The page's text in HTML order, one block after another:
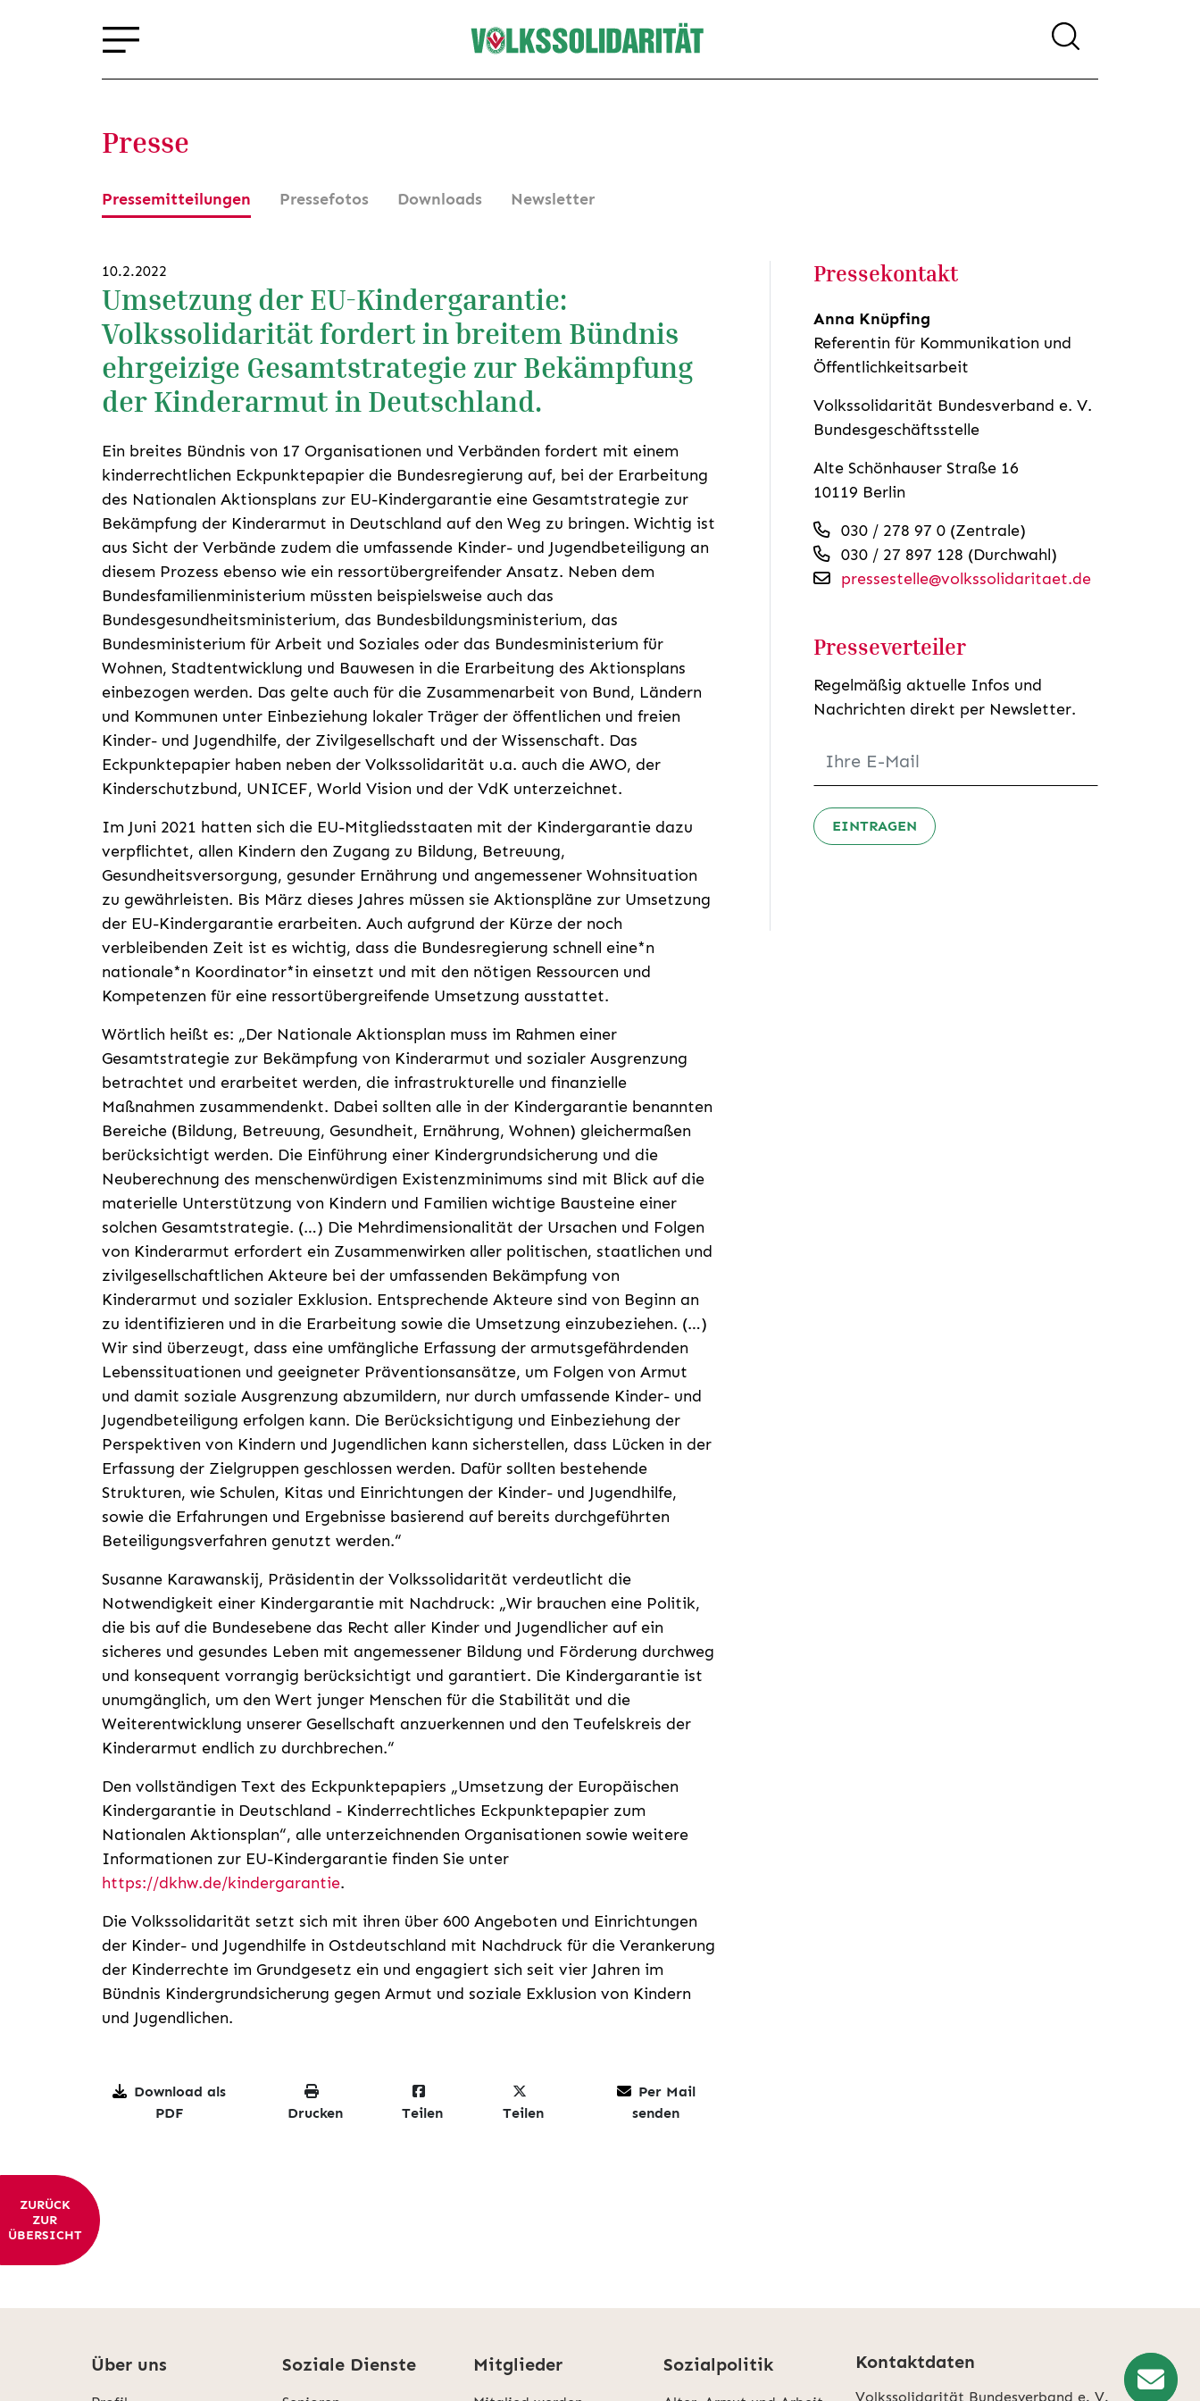
Presse
Pressemitteilungen Pressefotos Downloads Newsletter
10.2.2022
Umsetzung der EU-Kindergarantie:
Volkssolidarität fordert in breitem Bündnis
ehrgeizige Gesamtstrategie zur Bekämpfung
der Kinderarmut in Deutschland.
Ein breites Bündnis von 17 Organisationen und Verbänden fordert mit einem
kinderrechtlichen Eckpunktepapier die Bundesregierung auf, bei der Erarbeitung
des Nationalen Aktionsplans zur EU-Kindergarantie eine Gesamtstrategie zur
Bekämpfung der Kinderarmut in Deutschland auf den Weg zu bringen. Wichtig ist
aus Sicht der Verbände zudem die umfassende Kinder- und Jugendbeteiligung an
diesem Prozess ebenso wie ein ressortübergreifender Ansatz. Neben dem
Bundesfamilienministerium müssten beispielsweise auch das
Bundesgesundheitsministerium, das Bundesbildungsministerium, das
Bundesministerium für Arbeit und Soziales oder das Bundesministerium für
Wohnen, Stadtentwicklung und Bauwesen in die Erarbeitung des Aktionsplans
einbezogen werden. Das gelte auch für die Zusammenarbeit von Bund, Ländern
und Kommunen unter Einbeziehung lokaler Träger der öffentlichen und freien
Kinder- und Jugendhilfe, der Zivilgesellschaft und der Wissenschaft. Das
Eckpunktepapier haben neben der Volkssolidarität u.a. auch die AWO, der
Kinderschutzbund, UNICEF, World Vision und der VdK unterzeichnet.
Im Juni 2021 hatten sich die EU-Mitgliedsstaaten mit der Kindergarantie dazu
verpflichtet, allen Kindern den Zugang zu Bildung, Betreuung,
Gesundheitsversorgung, gesunder Ernährung und angemessener Wohnsituation
zu gewährleisten. Bis März dieses Jahres müssen sie Aktionspläne zur Umsetzung
der EU-Kindergarantie erarbeiten. Auch aufgrund der Kürze der noch
verbleibenden Zeit ist es wichtig, dass die Bundesregierung schnell eine*n
nationale*n Koordinator*in einsetzt und mit den nötigen Ressourcen und
Kompetenzen für eine ressortübergreifende Umsetzung ausstattet.
Wörtlich heißt es: „Der Nationale Aktionsplan muss im Rahmen einer
Gesamtstrategie zur Bekämpfung von Kinderarmut und sozialer Ausgrenzung
betrachtet und erarbeitet werden, die infrastrukturelle und finanzielle
Maßnahmen zusammendenkt. Dabei sollten alle in der Kindergarantie benannten
Bereiche (Bildung, Betreuung, Gesundheit, Ernährung, Wohnen) gleichermaßen
berücksichtigt werden. Die Einführung einer Kindergrundsicherung und die
Neuberechnung des menschenwürdigen Existenzminimums sind mit Blick auf die
materielle Unterstützung von Kindern und Familien wichtige Bausteine einer
solchen Gesamtstrategie. (…) Die Mehrdimensionalität der Ursachen und Folgen
von Kinderarmut erfordert ein Zusammenwirken aller politischen, staatlichen und
zivilgesellschaftlichen Akteure bei der umfassenden Bekämpfung von
Kinderarmut und sozialer Exklusion. Entsprechende Akteure sind von Beginn an
zu identifizieren und in die Erarbeitung sowie die Umsetzung einzubeziehen. (…)
Wir sind überzeugt, dass eine umfängliche Erfassung der armutsgefährdenden
Lebenssituationen und geeigneter Präventionsansätze, um Folgen von Armut
und damit soziale Ausgrenzung abzumildern, nur durch umfassende Kinder- und
Jugendbeteiligung erfolgen kann. Die Berücksichtigung und Einbeziehung der
Perspektiven von Kindern und Jugendlichen kann sicherstellen, dass Lücken in der
Erfassung der Zielgruppen geschlossen werden. Dafür sollten bestehende
Strukturen, wie Schulen, Kitas und Einrichtungen der Kinder- und Jugendhilfe,
sowie die Erfahrungen und Ergebnisse basierend auf bereits durchgeführten
Beteiligungsverfahren genutzt werden.“
Susanne Karawanskij, Präsidentin der Volkssolidarität verdeutlicht die
Notwendigkeit einer Kindergarantie mit Nachdruck: „Wir brauchen eine Politik,
die bis auf die Bundesebene das Recht aller Kinder und Jugendlicher auf ein
sicheres und gesundes Leben mit angemessener Bildung und Förderung durchweg
und konsequent vorrangig berücksichtigt und garantiert. Die Kindergarantie ist
unumgänglich, um den Wert junger Menschen für die Stabilität und die
Weiterentwicklung unserer Gesellschaft anzuerkennen und den Teufelskreis der
Kinderarmut endlich zu durchbrechen.“
Den vollständigen Text des Eckpunktepapiers „Umsetzung der Europäischen
Kindergarantie in Deutschland - Kinderrechtliches Eckpunktepapier zum
Nationalen Aktionsplan“, alle unterzeichnenden Organisationen sowie weitere
Informationen zur EU-Kindergarantie finden Sie unter
https://dkhw.de/kindergarantie.
Die Volkssolidarität setzt sich mit ihren über 600 Angeboten und Einrichtungen
der Kinder- und Jugendhilfe in Ostdeutschland mit Nachdruck für die Verankerung
der Kinderrechte im Grundgesetz ein und engagiert sich seit vier Jahren im
Bündnis Kindergrundsicherung gegen Armut und soziale Exklusion von Kindern
und Jugendlichen.
Download als
PDF
Drucken Teilen Teilen
Per Mail
senden
Pressekontakt
Anna Knüpfing
Referentin für Kommunikation und
Öffentlichkeitsarbeit
Volkssolidarität Bundesverband e. V.
Bundesgeschäftsstelle
Alte Schönhauser Straße 16
10119 Berlin
030 / 278 97 0 (Zentrale)
030 / 27 897 128 (Durchwahl)
pressestelle@volkssolidaritaet.de
Presseverteiler
Regelmäßig aktuelle Infos und
Nachrichten direkt per Newsletter.
EINTRAGEN
ZURÜCK
ZUR
ÜBERSICHT
Über uns Soziale Dienste Mitglieder Sozialpolitik Kontaktdaten
Volkssolidarität Bundesverband e. V.